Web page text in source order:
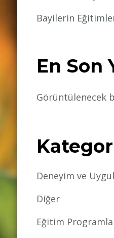
Bayilerin
En Son
Görüntülenecek
Deneyim ve
Diğer
Eğitim